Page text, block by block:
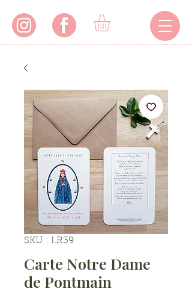
SKU : LR39
Carte Notre Dame
de Pontmain